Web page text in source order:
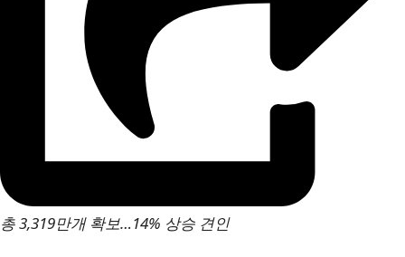
총 3,319만개 확보…14% 상승 견인